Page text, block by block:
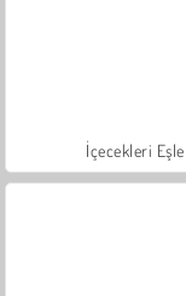
İçecekleri Eşle